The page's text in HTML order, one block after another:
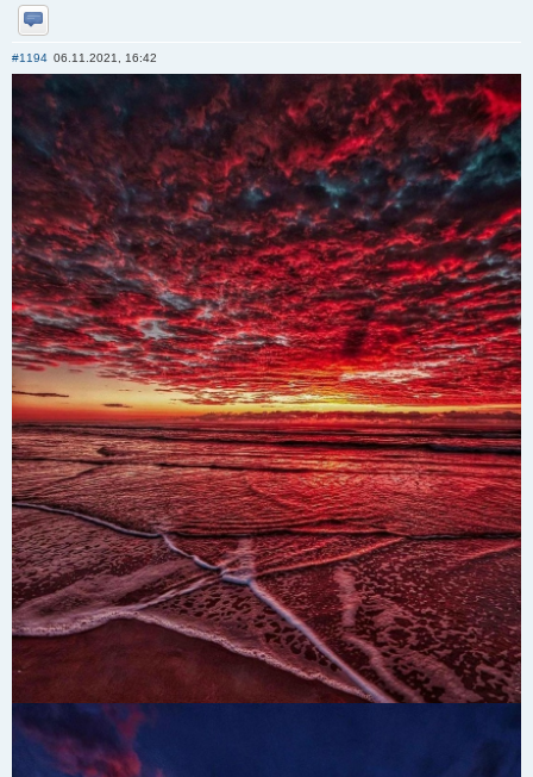
Отправить личное сообщение
#1194 06.11.2021, 16:42